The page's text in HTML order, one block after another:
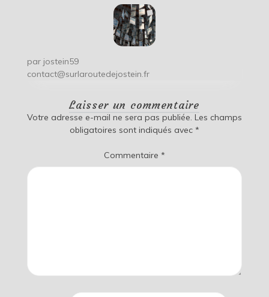
par jostein59
contact@surlaroutedejostein.fr
Laisser un commentaire
Votre adresse e-mail ne sera pas publiée. Les champs
obligatoires sont indiqués avec *
Commentaire *